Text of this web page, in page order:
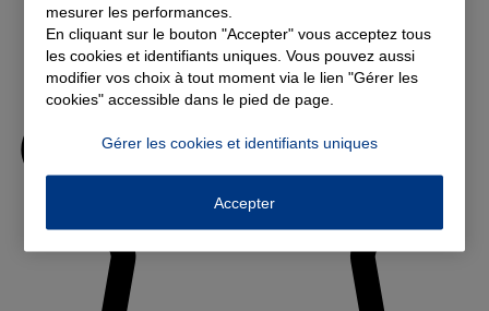
mesurer les performances.
En cliquant sur le bouton "Accepter" vous acceptez tous
les cookies et identifiants uniques. Vous pouvez aussi
modifier vos choix à tout moment via le lien "Gérer les
cookies" accessible dans le pied de page.
Gérer les cookies et identifiants uniques
Accepter